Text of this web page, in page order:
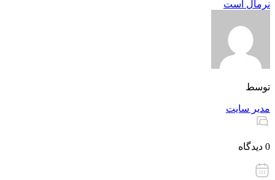
نرمال است
توسط
مدیر سایت
0 دیدگاه